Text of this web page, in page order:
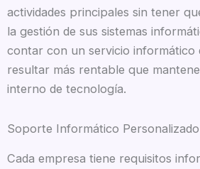
actividades principales sin tener
la gestión de sus sistemas
contar con un servicio informático
resultar más rentable que
interno de tecnología.
Soporte Informático
Cada empresa tiene requisitos